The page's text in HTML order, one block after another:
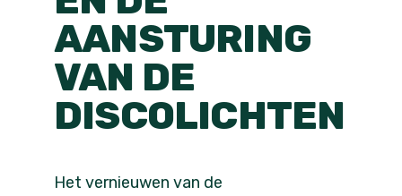
AANSTURING
VAN DE
DISCOLICHTEN
Het vernieuwen van de